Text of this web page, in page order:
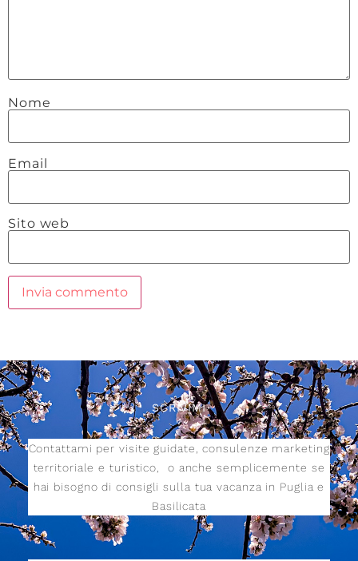
Nome
Email
Sito web
SCRIVIMI
Contattami per visite guidate, consulenze marketing
territoriale e turistico, o anche semplicemente se
hai bisogno di consigli sulla tua vacanza in Puglia e
Basilicata